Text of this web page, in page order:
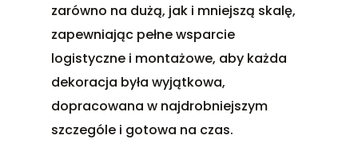
zarówno na dużą, jak i mniejszą skalę,
zapewniając pełne wsparcie
logistyczne i montażowe, aby każda
dekoracja była wyjątkowa,
dopracowana w najdrobniejszym
szczególe i gotowa na czas.